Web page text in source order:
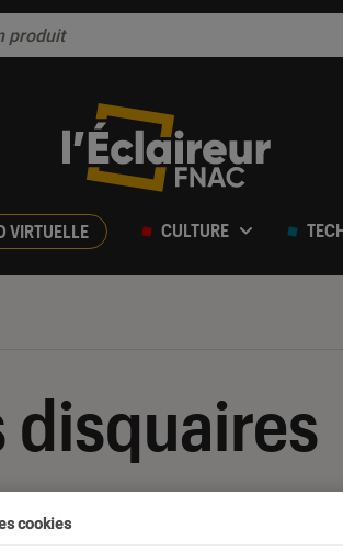
VIRTUELLE CULTURE
disquaires
du mois
cookies